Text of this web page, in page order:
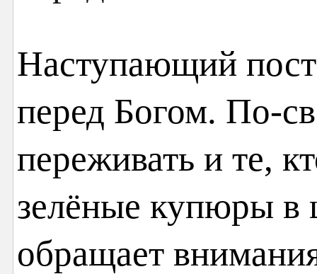
Наступающий пост
перед Богом. По-
переживать и те,
зелёные купюры в
обращает